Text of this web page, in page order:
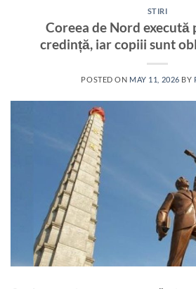
STIRI
Coreea de Nord execută
credință, iar copiii sunt
POSTED ON MAY 11, 2026 BY